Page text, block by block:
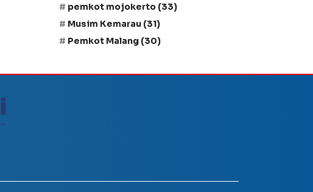
pemkot mojokerto (33)
Musim Kemarau (31)
Pemkot Malang (30)